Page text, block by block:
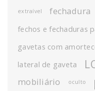
extraível fechadura
fechos e fechaduras
gavetas com
lateral de gaveta
mobiliário oculto